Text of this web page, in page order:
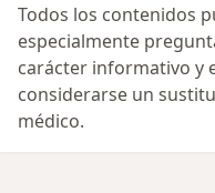
Todos los contenidos
especialmente
carácter informativo y
considerarse un
médico.